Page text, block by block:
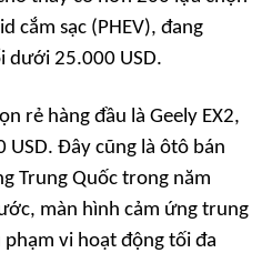
cắm sạc (PHEV), đang
dưới 25.000 USD.
rẻ hàng đầu là Geely EX2,
Đây cũng là ôtô bán
Trung Quốc trong năm
màn hình cảm ứng trung
vi hoạt động tối đa